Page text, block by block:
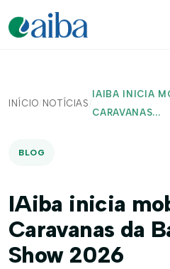
INÍCIO/ NOTÍCIAS /
IAIBA INICIA
CARAVANAS...
BLOG
IAiba inicia
Caravanas da
Show 2026